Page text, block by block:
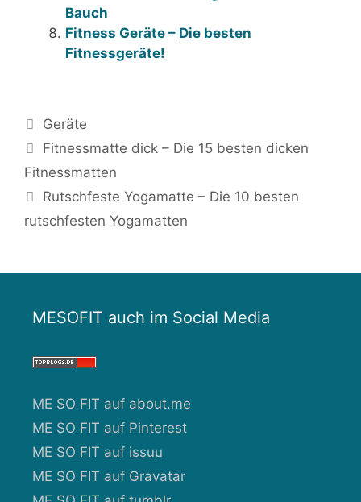
Bauch
Fitness Geräte – Die besten
Fitnessgeräte!
Kategorien
Geräte
Beitrags-
Navigation
Fitnessmatte dick – Die 15 besten dicken
Fitnessmatten
Rutschfeste Yogamatte – Die 10 besten
rutschfesten Yogamatten
MESOFIT auch im Social Media
ME SO FIT auf about.me
ME SO FIT auf Pinterest
ME SO FIT auf issuu
ME SO FIT auf Gravatar